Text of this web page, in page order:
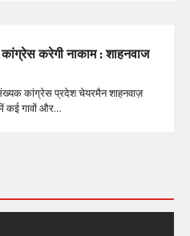
करेगी नाकाम : शाहनवाज
कांग्रेस प्रदेश चेयरमैन शाहनवाज़
कई गावों और…